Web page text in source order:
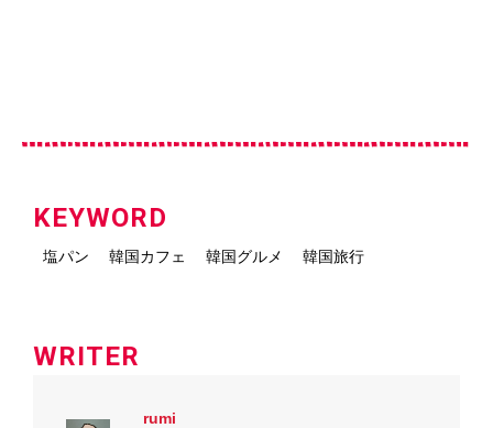
KEYWORD
塩パン 韓国カフェ 韓国グルメ 韓国旅行
WRITER
rumi